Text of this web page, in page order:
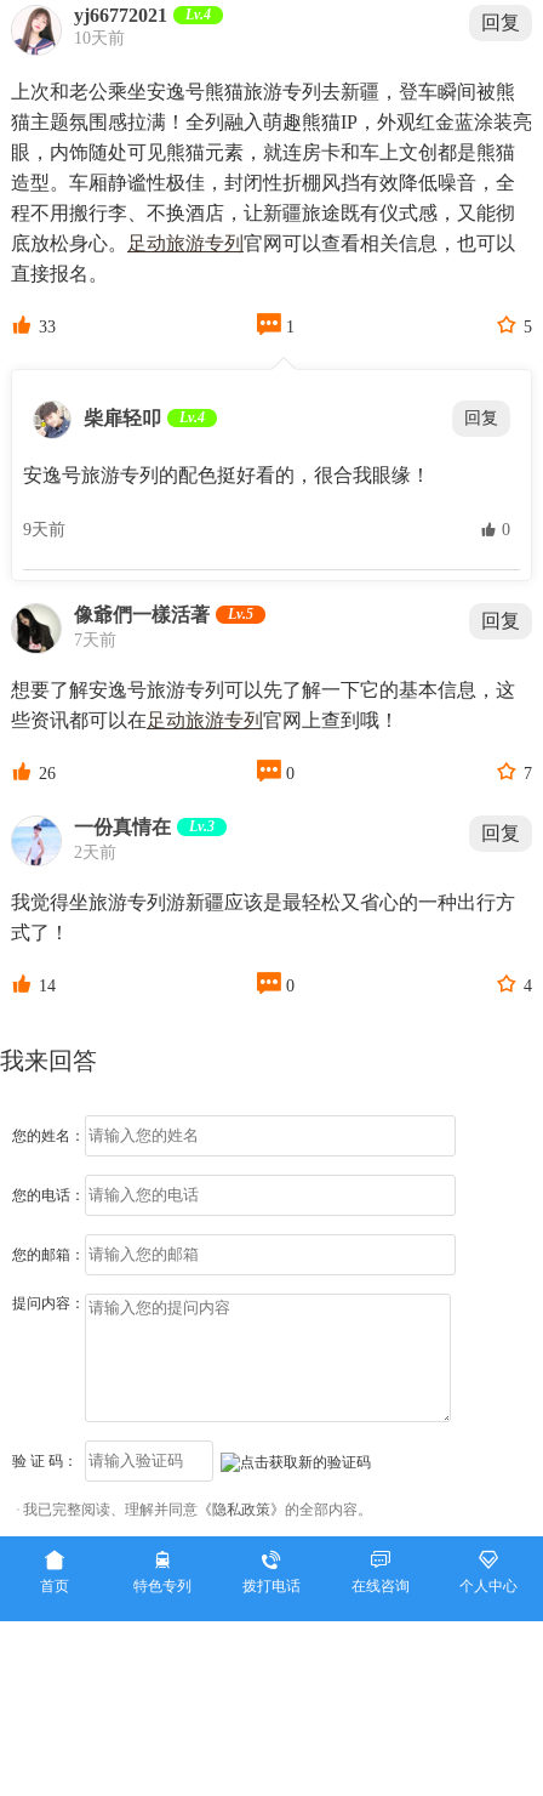
yj66772021 Lv.4
10天前
回复
上次和老公乘坐安逸号熊猫旅游专列去新疆，登车瞬间被熊
猫主题氛围感拉满！全列融入萌趣熊猫IP，外观红金蓝涂装亮
眼，内饰随处可见熊猫元素，就连房卡和车上文创都是熊猫
造型。车厢静谧性极佳，封闭性折棚风挡有效降低噪音，全
程不用搬行李、不换酒店，让新疆旅途既有仪式感，又能彻
底放松身心。
足动旅游专列 官网可以查看相关信息，也可以
直接报名。
 33  1  5
柴扉轻叩 Lv.4 回复
安逸号旅游专列的配色挺好看的，很合我眼缘！
9天前  0
像爺們一樣活著 Lv.5
7天前
回复
想要了解安逸号旅游专列可以先了解一下它的基本信息，这
些资讯都可以在足动旅游专列 官网上查到哦！
 26  0  7
一份真情在 Lv.3
2天前
回复
我觉得坐旅游专列游新疆应该是最轻松又省心的一种出行方
式了！
 14  0  4
我来回答
您的姓名：
您的电话：
您的邮箱：
提问内容：
验 证 码：
我已完整阅读、理解并同意 《隐私政策》 的全部内容。
提交咨询

首页

特色专列

拨打电话

在线咨询

个人中心